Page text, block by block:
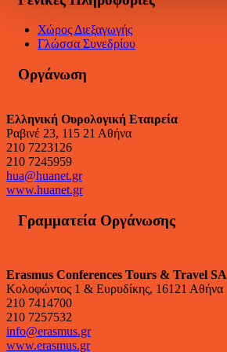
Χώρος Διεξαγωγής
Γλώσσα Συνεδρίου
Οργάνωση
Ελληνική Ουρολογική Εταιρεία
Ραβινέ 23, 115 21 Αθήνα
210 7223126
210 7245959
hua@huanet.gr
www.huanet.gr
Γραμματεία Οργάνωσης
Erasmus Conferences Tours & Travel SA
Κολοφώντος 1 & Ευρυδίκης, 16121 Αθήνα
210 7414700
210 7257532
info@erasmus.gr
www.erasmus.gr